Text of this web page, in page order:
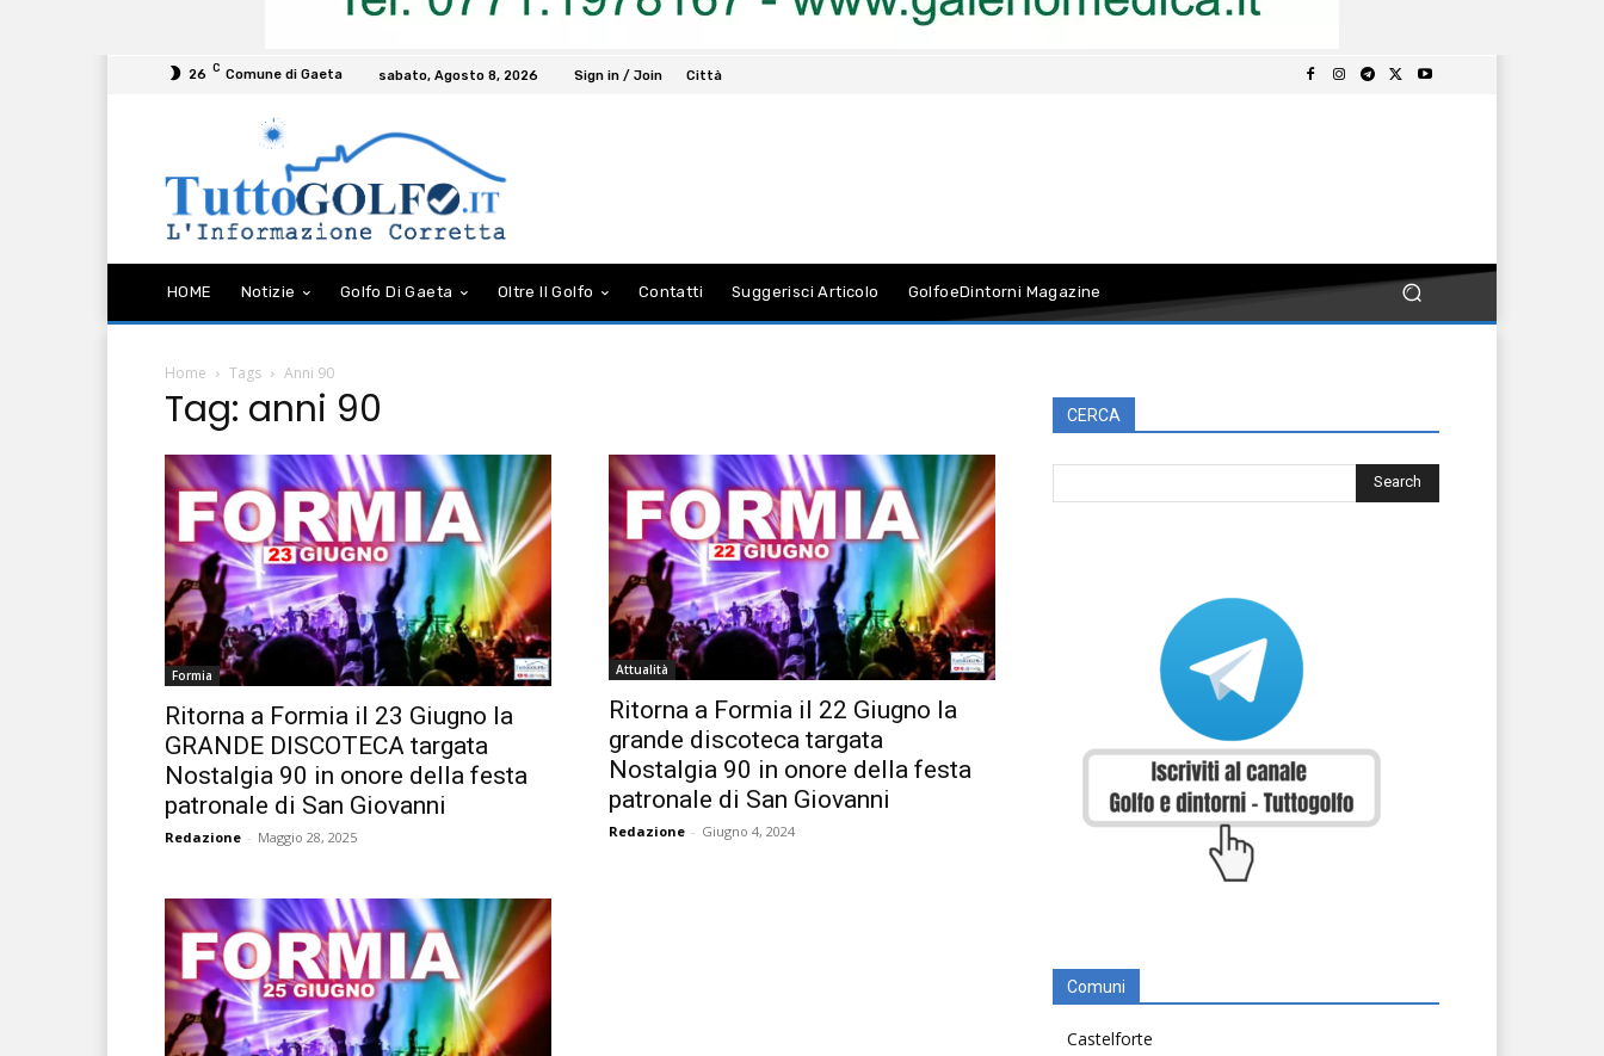
26 C Comune di Gaeta sabato, Agosto 8, 2026 Sign in / Join Città
HOME Notizie Golfo Di Gaeta Oltre Il Golfo Contatti Suggerisci Articolo GolfoeDintorni Magazine
Home Tags Anni 90
Tag: anni 90
Formia
Ritorna a Formia il 23 Giugno la
GRANDE DISCOTECA targata
Nostalgia 90 in onore della festa
patronale di San Giovanni
Redazione - Maggio 28, 2025
Attualità
Ritorna a Formia il 22 Giugno la
grande discoteca targata
Nostalgia 90 in onore della festa
patronale di San Giovanni
Redazione - Giugno 4, 2024
CERCA
Comuni
Castelforte